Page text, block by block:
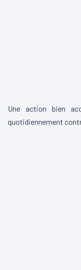
Une action bien
quotidiennement